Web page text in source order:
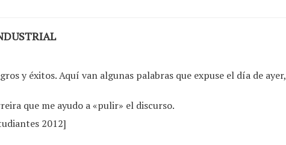
y éxitos. Aquí van algunas palabras que expuse el día de ayer,
que me ayudo a «pulir» el discurso.
2012]